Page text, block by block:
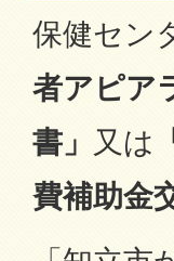
保健セン
者アピア
書」 又は
費補助金